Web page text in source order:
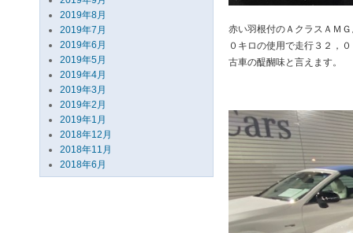
2019年8月
2019年7月
2019年6月
2019年5月
2019年4月
2019年3月
2019年2月
2019年1月
2018年12月
2018年11月
2018年6月
赤い羽根付のＡクラスＡＭ
０キロの使用で走行３２，
古車の醍醐味と言えます。